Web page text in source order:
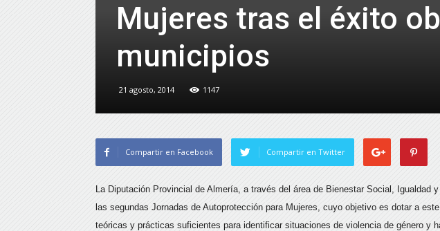
Mujeres tras el éxito
municipios
21 agosto, 2014 1147
Compartir en Facebook Compartir en Twitter
La Diputación Provincial de Almería, a través del área de Bienestar Social, Igualdad
las segundas Jornadas de Autoprotección para Mujeres, cuyo objetivo es dotar a
teóricas y prácticas suficientes para identificar situaciones de violencia de género y